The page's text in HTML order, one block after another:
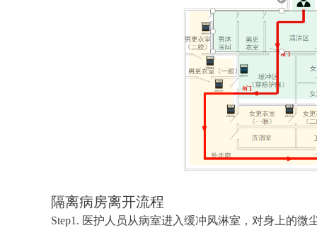
隔离病房离开流程
Step1. 医护人员从病室进入缓冲风淋室，对身上的微